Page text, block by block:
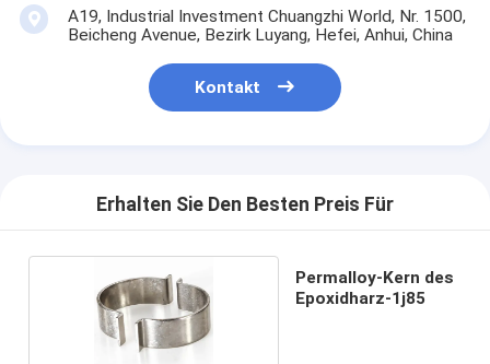
A19, Industrial Investment Chuangzhi World, Nr. 1500,
Beicheng Avenue, Bezirk Luyang, Hefei, Anhui, China
Kontakt
Erhalten Sie Den Besten Preis Für
Permalloy-Kern des
Epoxidharz-1j85